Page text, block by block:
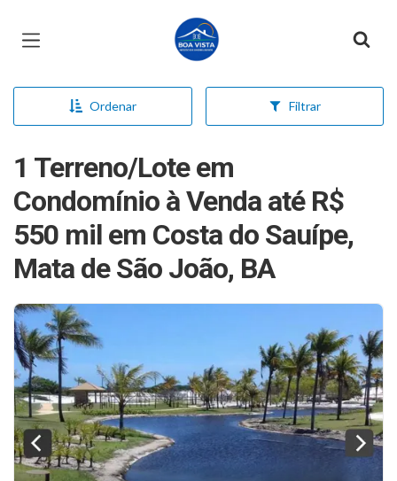
Página inicial
Ordenar Filtrar
1 Terreno/Lote em
Condomínio à Venda até R$
550 mil em Costa do Sauípe,
Mata de São João, BA